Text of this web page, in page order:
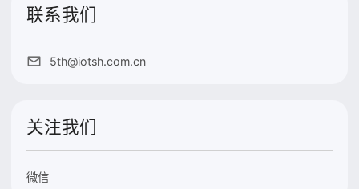
联系我们
5th@iotsh.com.cn
关注我们
微信